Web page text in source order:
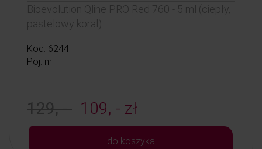
Bioevolution Qline PRO Red 760 - 5 ml (ciepły,
pastelowy koral)
Kod: 6244
Poj: ml
129, - 109, - zł
do koszyka